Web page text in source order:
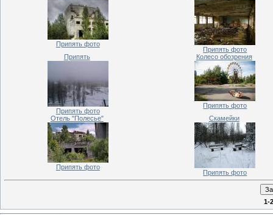
Припять фото
Припять фото
Припять
Припять фото
Колесо обозрения
Припять фото
Отель "Полесье"
Припять фото
Скамейки
Припять фото
1-